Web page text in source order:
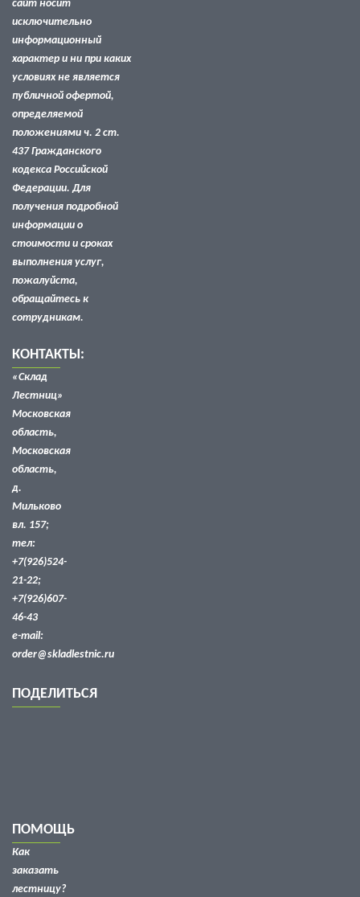
сайт носит
исключительно
информационный
характер и ни при каких
условиях не является
публичной офертой,
определяемой
положениями ч. 2 ст.
437 Гражданского
кодекса Российской
Федерации. Для
получения подробной
информации о
стоимости и сроках
выполнения услуг,
пожалуйста,
обращайтесь к
сотрудникам.
КОНТАКТЫ:
«Склад
Лестниц»
Московская
область,
Московская
область,
д.
Мильково
вл. 157;
тел:
+7(926)524-
21-22;
+7(926)607-
46-43
e-mail:
order@skladlestnic.ru
ПОДЕЛИТЬСЯ
ПОМОЩЬ
Как
заказать
лестницу?